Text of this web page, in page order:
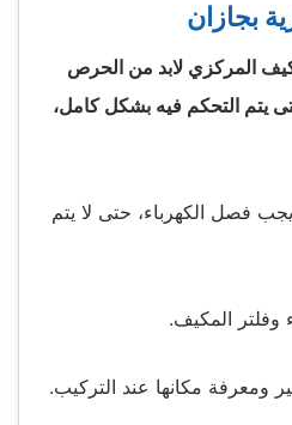
بجازان
المركزي لابد من الحرص
يتم التحكم فيه بشكل كامل،
فصل الكهرباء، حتى لا يتم
وفلتر المكيف.
ومعرفة مكانها عند التركيب.